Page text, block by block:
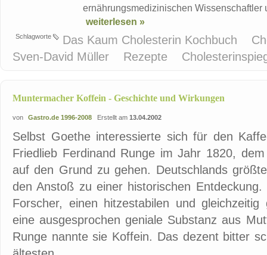
ernährungsmedizinischen Wissenschaftler
weiterlesen »
Schlagworte Das Kaum Cholesterin Kochbuch
Sven-David Müller
Rezepte
Muntermacher Koffein - Geschichte und Wirkungen
von Gastro.de 1996-2008 Erstellt am 13.04.2002
Selbst Goethe interessierte sich für den
Friedlieb Ferdinand Runge im Jahr 1820,
auf den Grund zu gehen. Deutschlands
den Anstoß zu einer historischen
Forscher, einen hitzestabilen und
eine ausgesprochen geniale Substanz aus
Runge nannte sie Koffein. Das dezent bitter